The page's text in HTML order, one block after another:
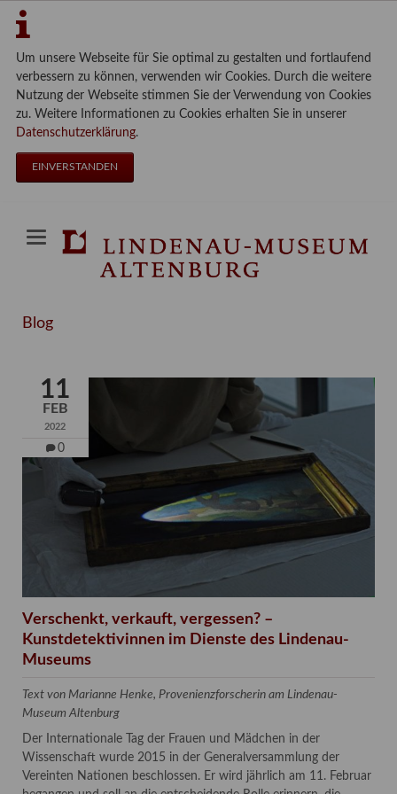
Um unsere Webseite für Sie optimal zu gestalten und fortlaufend
verbessern zu können, verwenden wir Cookies. Durch die weitere
Nutzung der Webseite stimmen Sie der Verwendung von Cookies
zu. Weitere Informationen zu Cookies erhalten Sie in unserer
Datenschutzerklärung.
EINVERSTANDEN
Blog
11
FEB
2022
0
Verschenkt, verkauft, vergessen? –
Kunstdetektivinnen im Dienste des Lindenau-
Museums
Text von Marianne Henke, Provenienzforscherin am Lindenau-
Museum Altenburg
Der Internationale Tag der Frauen und Mädchen in der
Wissenschaft wurde 2015 in der Generalversammlung der
Vereinten Nationen beschlossen. Er wird jährlich am 11. Februar